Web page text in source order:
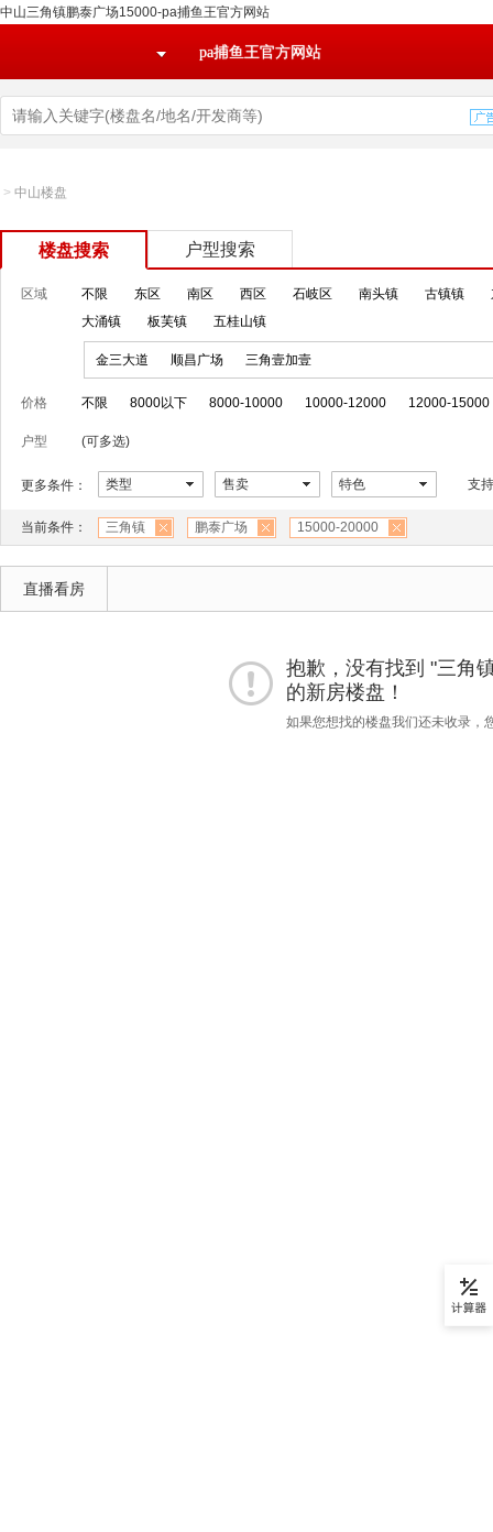
中山三角镇鹏泰广场15000-pa捕鱼王官方网站
pa捕鱼王官方网站
> 中山楼盘
楼盘搜索 户型搜索
区域 不限 东区 南区 西区 石岐区 南头镇 古镇镇
大涌镇
板芙镇 五桂山镇
金三大道 顺昌广场 三角壹加壹
价格 不限 8000以下 8000-10000 10000-12000 12000-15000
户型 (可多选)
更多条件： 类型 售卖 特色 支
当前条件： 三角镇 鹏泰广场 15000-20000
直播看房
抱歉，没有找到 "三角
的新房楼盘！
如果您想找的楼盘我们还未收录，